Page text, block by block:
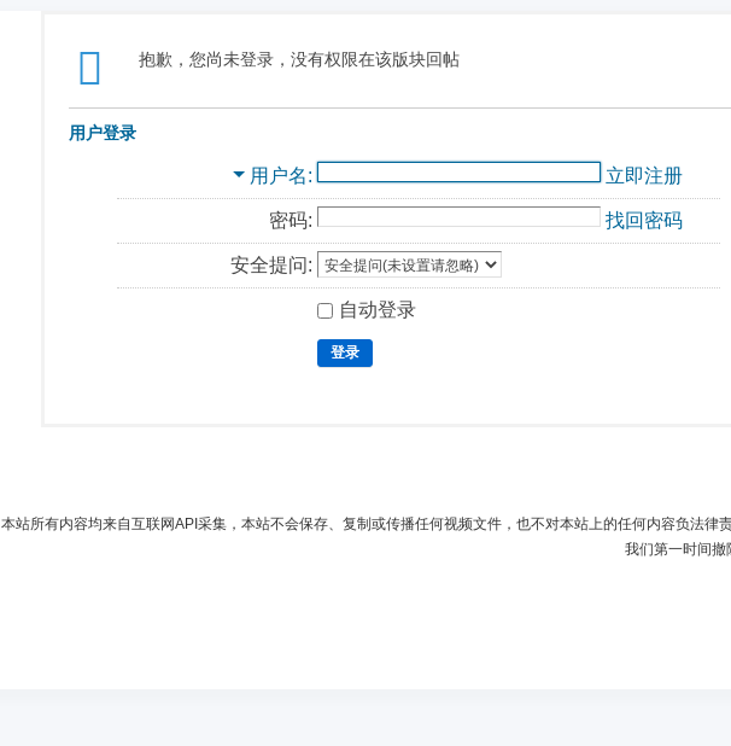
抱歉，您尚未登录，没有权限在该版块回帖
用户登录
用户名 立即注册
密码: 找回密码
安全提问:
自动登录
登录
本站所有内容均来自互联网API采集，本站不会保存、复制或传播任何视频文件，也不对本站上的任何内容负法
我们第一时间